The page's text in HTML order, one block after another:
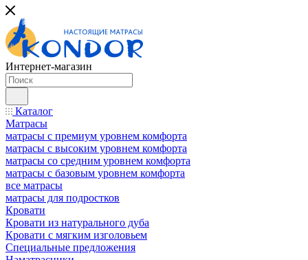
Интернет-магазин
Каталог
Матрасы
матрасы с премиум уровнем комфорта
матрасы с высоким уровнем комфорта
матрасы со средним уровнем комфорта
матрасы с базовым уровнем комфорта
все матрасы
матрасы для подростков
Кровати
Кровати из натурального дуба
Кровати с мягким изголовьем
Специальные предложения